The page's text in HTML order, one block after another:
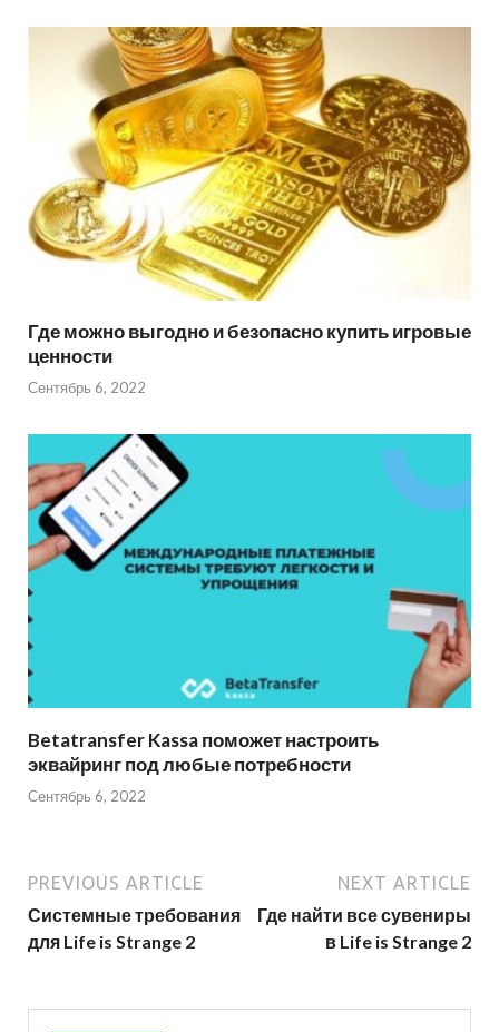
Где можно выгодно и безопасно купить игровые
ценности
Сентябрь 6, 2022
Betatransfer Kassa поможет настроить
эквайринг под любые потребности
Сентябрь 6, 2022
PREVIOUS ARTICLE
Системные требования
для Life is Strange 2
NEXT ARTICLE
Где найти все сувениры
в Life is Strange 2